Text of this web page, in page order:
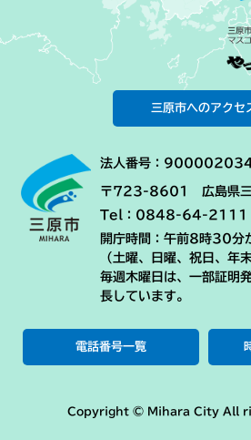
三原市へのアクセ
法人番号：
〒723-8601 広島県三
Tel：0848-64-2111
開庁時間：午前8時30分
（土曜、日曜、祝日、年
毎週木曜日は、一部証明
長しています。
電話番号一覧
Copyright © Mihara City All